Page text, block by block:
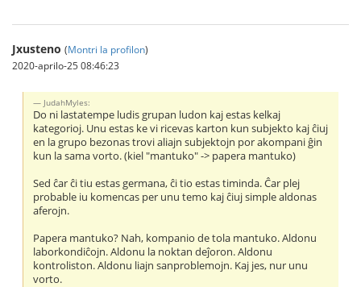
Jxusteno (Montri la profilon)
2020-aprilo-25 08:46:23
JudahMyles:
Do ni lastatempe ludis grupan ludon kaj estas kelkaj
kategorioj. Unu estas ke vi ricevas karton kun subjekto kaj ĉiuj
en la grupo bezonas trovi aliajn subjektojn por akompani ĝin
kun la sama vorto. (kiel "mantuko" -> papera mantuko)
Sed ĉar ĉi tiu estas germana, ĉi tio estas timinda. Ĉar plej
probable iu komencas per unu temo kaj ĉiuj simple aldonas
aferojn.
Papera mantuko? Nah, kompanio de tola mantuko. Aldonu
laborkondiĉojn. Aldonu la noktan deĵoron. Aldonu
kontroliston. Aldonu liajn sanproblemojn. Kaj jes, nur unu
vorto.